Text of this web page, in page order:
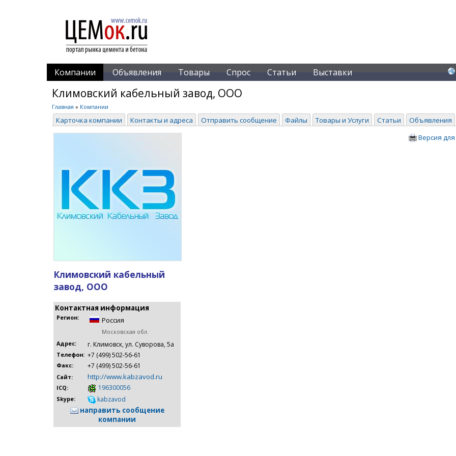
Компании Объявления Товары Спрос Статьи Выставки
Климовский кабельный завод, ООО
Главная » Компании
Карточка компании Контакты и адреса Отправить сообщение Файлы Товары и Услуги Статьи Объявления
Климовский кабельный
завод, ООО
Контактная информация
Регион: Россия
Московская обл.
Адрес:
г. Климовск, ул. Суворова, 5а
Телефон: +7 (499) 502-56-61
Факс: +7 (499) 502-56-61
Сайт: http://www.kabzavod.ru
ICQ: 196300056
Skype: kabzavod
направить сообщение
компании
Версия